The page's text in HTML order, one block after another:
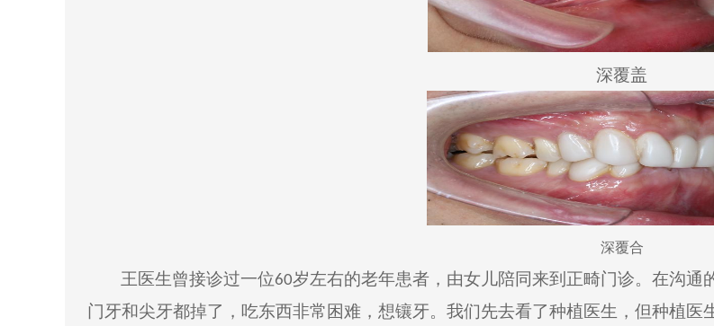
深覆盖
深覆合
王医生曾接诊过一位60岁左右的老年患者，由女儿陪同来到正畸门诊。在沟
门牙和尖牙都掉了，吃东西非常困难，想镶牙。我们先去看了种植医生，但种植